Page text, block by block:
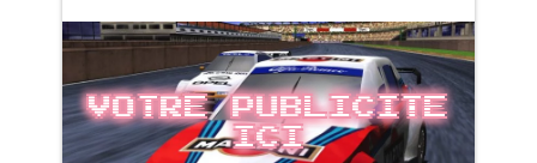
Votre publicite
ici